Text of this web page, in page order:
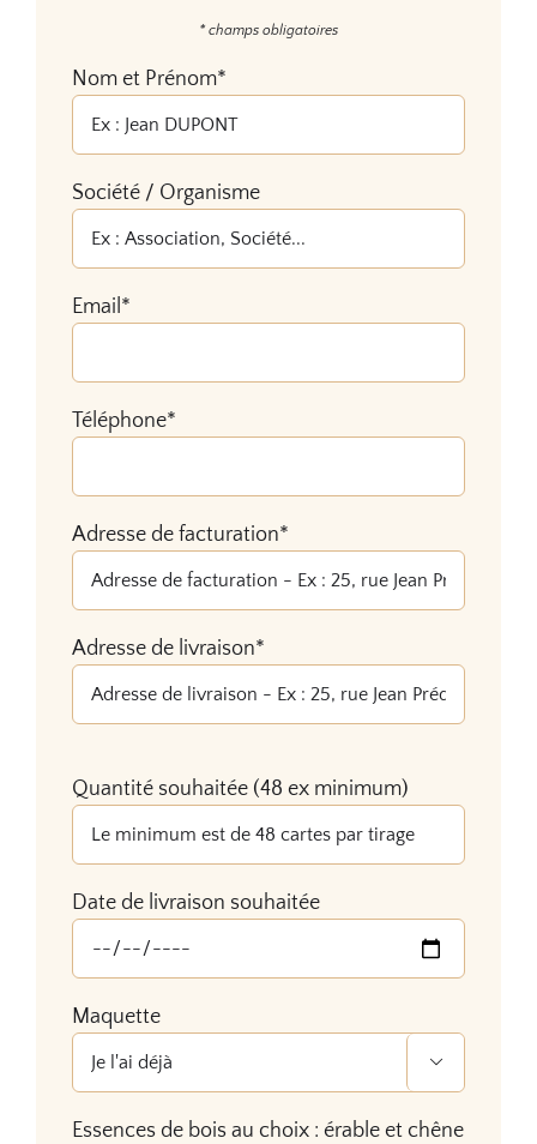
* champs obligatoires
Nom et Prénom*
Société / Organisme
Email*
Téléphone*
Adresse de facturation*
Adresse de livraison*
laisser
ce
champ
Quantité souhaitée (48 ex minimum)
Date de livraison souhaitée
Maquette

Essences de bois au choix : érable et chêne